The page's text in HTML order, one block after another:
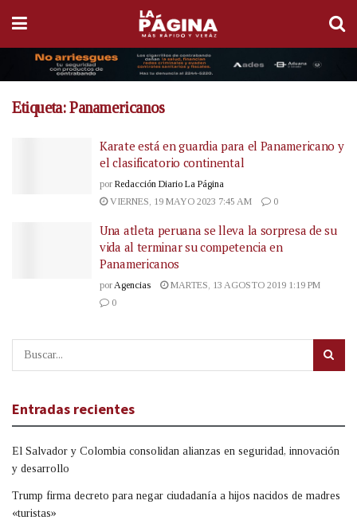
Etiqueta:Panamericanos
Karate está en guardia para el Panamericano y
el clasificatorio continental
por Redacción Diario La Página
VIERNES, 19 MAYO 2023 7:45 AM
0
Una atleta peruana se lleva la sorpresa de su
vida al terminar su competencia en
Panamericanos
por Agencias
MARTES, 13 AGOSTO 2019 1:19 PM
0
Entradas recientes
El Salvador y Colombia consolidan alianzas en seguridad, innovación
y desarrollo
Trump firma decreto para negar ciudadanía a hijos nacidos de madres
«turistas»